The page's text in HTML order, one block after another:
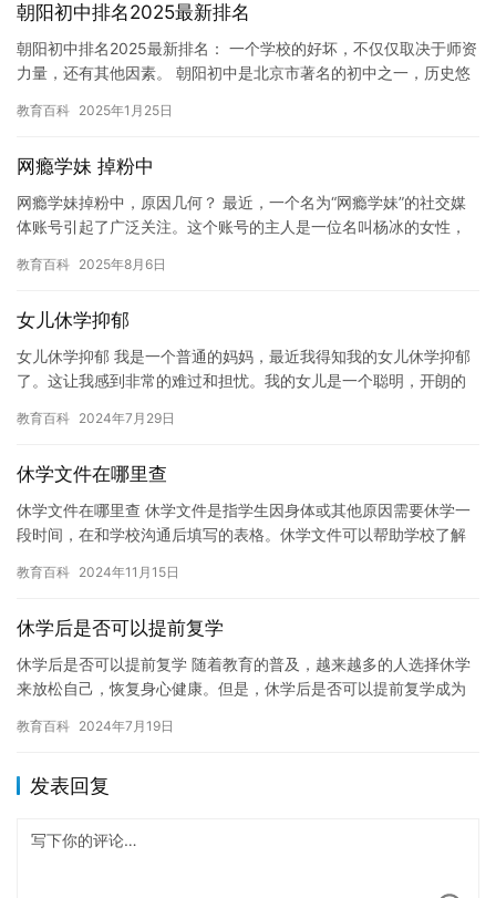
朝阳初中排名2025最新排名
朝阳初中排名2025最新排名： 一个学校的好坏，不仅仅取决于师资
力量，还有其他因素。 朝阳初中是北京市著名的初中之一，历史悠
教育百科 2025年1月25日
网瘾学妹 掉粉中
网瘾学妹掉粉中，原因几何？ 最近，一个名为“网瘾学妹”的社交媒
体账号引起了广泛关注。这个账号的主人是一位名叫杨冰的女性，
平…
教育百科 2025年8月6日
女儿休学抑郁
女儿休学抑郁 我是一个普通的妈妈，最近我得知我的女儿休学抑郁
了。这让我感到非常的难过和担忧。我的女儿是一个聪明，开朗的
开始…
教育百科 2024年7月29日
休学文件在哪里查
休学文件在哪里查 休学文件是指学生因身体或其他原因需要休学一
段时间，在和学校沟通后填写的表格。休学文件可以帮助学校了解
部…
教育百科 2024年11月15日
休学后是否可以提前复学
休学后是否可以提前复学 随着教育的普及，越来越多的人选择休学
来放松自己，恢复身心健康。但是，休学后是否可以提前复学成为
否…
教育百科 2024年7月19日
发表回复